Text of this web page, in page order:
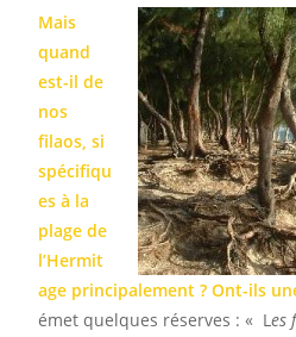
Mais
quand
est-il de
nos
filaos, si
spécifiqu
es à la
plage de
l’Hermit
age principalement ? Ont-ils
émet quelques réserves : « Les